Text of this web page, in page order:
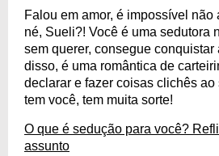
Falou em amor, é impossível não
né, Sueli?! Você é uma sedutora
sem querer, consegue conquistar
disso, é uma romântica de
declarar e fazer coisas clichês ao
tem você, tem muita sorte!
O que é sedução para você?
assunto